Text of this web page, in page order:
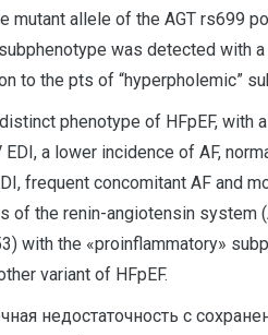
mutant allele of the AGT rs699
was detected with
to the pts of “hyperpholemic”
phenotype of HFpEF, with
a lower incidence of AF,
frequent concomitant AF and
of the renin-angiotensin system
with the «proinflammatory»
variant of HFpEF.
недостаточность с